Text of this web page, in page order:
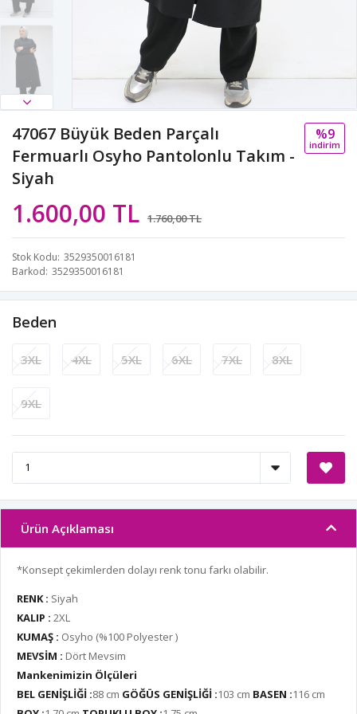
47067 Büyük Beden Parçalı
Fermuarlı Osyho Pantolonlu Takım -
Siyah
1.600,00 TL 1.760,00 TL
%9
i̇ndi̇ri̇m
Stok Kodu 3529350016181
Barkod 3529350016181
Beden
3XL 4XL 5XL 6XL 7XL 8XL
9XL
Ürün Açıklaması
*Konsept çekimlerden dolayı renk tonu farkı olabilir.
RENK : Siyah
KALIP : 2XL
KUMAŞ : Osyho (%100 Polyester )
MEVSİM : Dört Mevsim
Mankenimizin Ölçüleri
BEL GENİŞLİĞİ :88 cm GÖĞÜS GENİŞLİĞİ :103 cm BASEN :116 cm